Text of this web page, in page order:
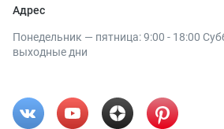
Адрес
Понедельник — пятница: 9:00 - 18:00
выходные дни